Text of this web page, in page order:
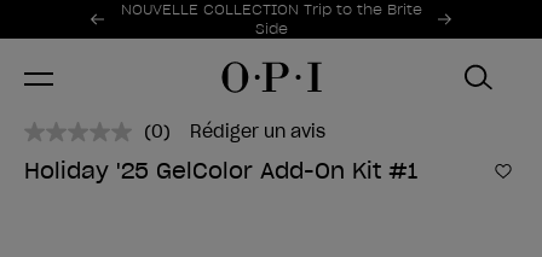
Offres promotionnelles
NOUVELLE COLLECTION Trip to the Brite
Side
Item 1 of 2
Aucune
valeur
de
(0) Rédiger un avis
Holiday '25 GelColor Add-On Kit #1